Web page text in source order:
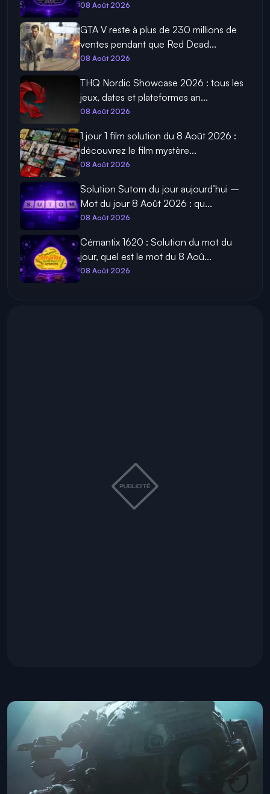
08 Août 2026
GTA V reste à plus de 230 millions de
ventes pendant que Red Dead...
08 Août 2026
THQ Nordic Showcase 2026 : tous les
jeux, dates et plateformes an...
08 Août 2026
1 jour 1 film solution du 8 Août 2026 :
découvrez le film mystère...
08 Août 2026
Solution Sutom du jour aujourd’hui –
Mot du jour 8 Août 2026 : qu...
08 Août 2026
Cémantix 1620 : Solution du mot du
jour, quel est le mot du 8 Aoû...
08 Août 2026